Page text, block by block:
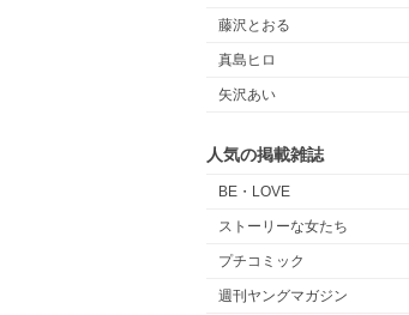
藤沢とおる
真島ヒロ
矢沢あい
人気の掲載雑誌
BE・LOVE
ストーリーな女たち
プチコミック
週刊ヤングマガジン